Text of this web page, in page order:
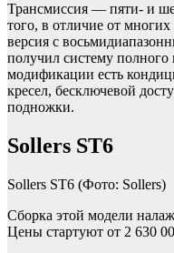
Трансмиссия — пяти- и
того, в отличие от
версия с
получил систему полного
модификации есть
кресел, бесключевой
подножки.
Sollers ST6
Sollers ST6 (Фото: Sollers)
Сборка этой модели
Цены стартуют от 2 630